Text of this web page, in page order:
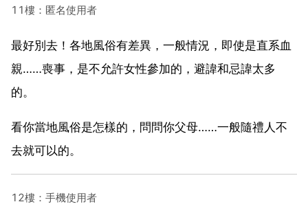
11樓：匿名使用者
最好別去！各地風俗有差異，一般情況，即使是直系血
親……喪事，是不允許女性參加的，避諱和忌諱太多
的。
看你當地風俗是怎樣的，問問你父母……一般隨禮人不
去就可以的。
12樓：手機使用者